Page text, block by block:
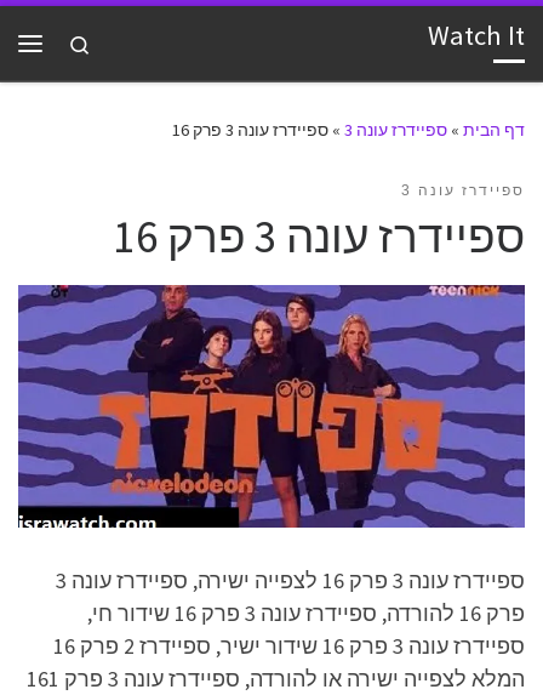
דלג לתוכן Watch It
Search
דף הבית » ספיידרז עונה 3 » ספיידרז עונה 3 פרק 16
ספיידרז עונה 3
ספיידרז עונה 3 פרק 16
ספיידרז עונה 3 פרק 16 לצפייה ישירה, ספיידרז עונה 3
פרק 16 להורדה, ספיידרז עונה 3 פרק 16 שידור חי,
ספיידרז עונה 3 פרק 16 שידור ישיר, ספיידרז 2 פרק 16
המלא לצפייה ישירה או להורדה, ספיידרז עונה 3 פרק 161